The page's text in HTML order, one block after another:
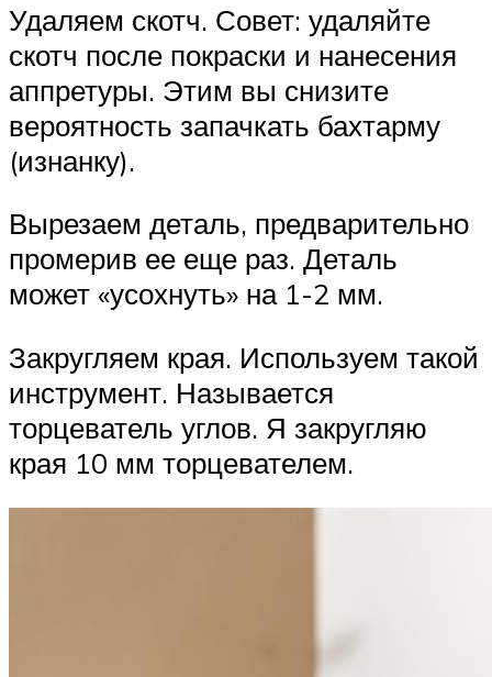
Удаляем скотч. Совет: удаляйте
скотч после покраски и нанесения
аппретуры. Этим вы снизите
вероятность запачкать бахтарму
(изнанку).
Вырезаем деталь, предварительно
промерив ее еще раз. Деталь
может «усохнуть» на 1-2 мм.
Закругляем края. Используем такой
инструмент. Называется
торцеватель углов. Я закругляю
края 10 мм торцевателем.